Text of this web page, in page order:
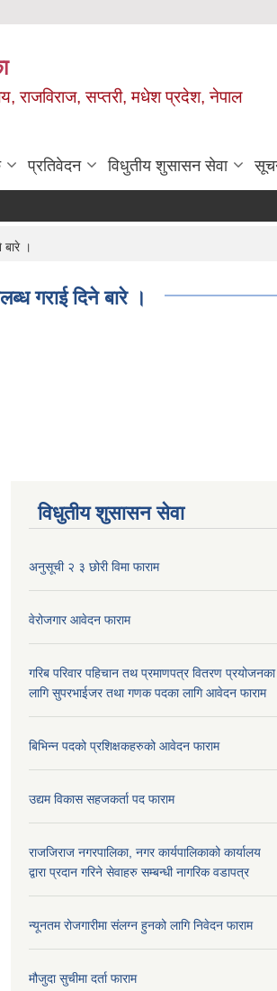
राजविराज, सप्तरी, मधेश प्रदेश, नेपाल
प्रतिवेदन विधुतीय शुसासन सेवा
।
गराई दिने बारे ।
विधुतीय शुसासन सेवा
अनुसूची २ ३ छोरी विमा फाराम
वेरोजगार आवेदन फाराम
गरिब परिवार पहिचान तथ प्रमाणपत्र वितरण प्रयोजनका
लागि सुपरभाईजर तथा गणक पदका लागि आवेदन फाराम
बिभिन्न पदको प्रशिक्षकहरुको आवेदन फाराम
उद्यम विकास सहजकर्ता पद फाराम
राजजिराज नगरपालिका, नगर कार्यपालिकाको कार्यालय
द्वारा प्रदान गरिने सेवाहरु सम्बन्धी नागरिक वडापत्र
न्यूनतम रोजगारीमा संलग्न हुनको लागि निवेदन फाराम
मौजुदा सुचीमा दर्ता फाराम